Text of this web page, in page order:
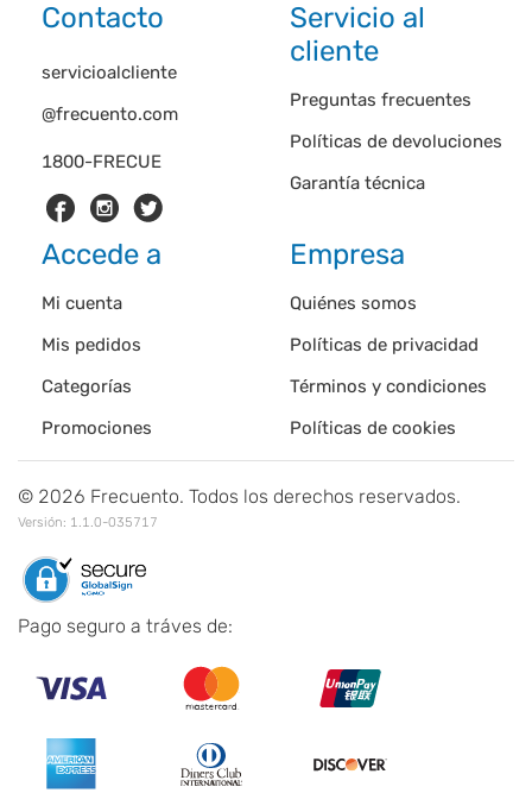
Contacto
1800-FRECUE
servicioalcliente
@frecuento.com
Servicio al
cliente
Preguntas frecuentes
Políticas de devoluciones
Garantía técnica
Accede a
Mi cuenta
Mis pedidos
Categorías
Promociones
Empresa
Quiénes somos
Políticas de privacidad
Términos y condiciones
Políticas de cookies
© 2026 Frecuento. Todos los derechos reservados.
Versión: 1.1.0-035717
Pago seguro a tráves de: